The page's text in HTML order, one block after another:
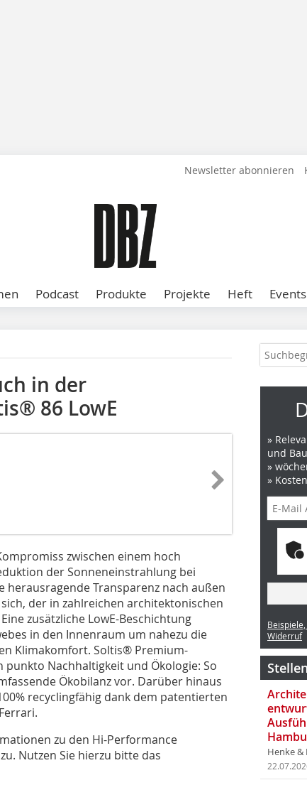
Newsletter abonnieren
Podcast Produkte Projekte Heft Events
in der
86 LowE
zwischen einem hoch
der Sonneneinstrahlung bei
Transparenz nach außen
der in zahlreichen architektonischen
zusätzliche LowE-Beschichtung
in den Innenraum um nahezu die
Klimakomfort. Soltis® Premium-
Nachhaltigkeit und Ökologie: So
Ökobilanz vor. Darüber hinaus
recyclingfähig dank dem patentierten
zu den Hi-Performance
Nutzen Sie hierzu bitte das
»
und
»
»
Widerruf
Henke &